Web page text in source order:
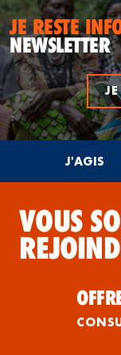
JE RESTE
NEWSLETTER
J'AGIS
VOUS